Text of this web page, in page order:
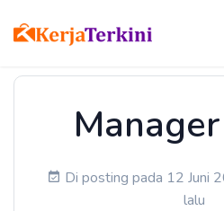
Di posting pada 12 Juni
lalu